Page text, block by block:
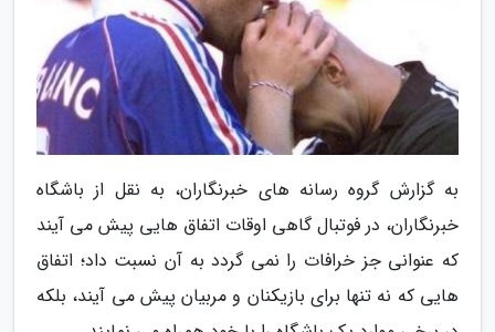
به گزارش گروه رسانه های خبرنگاران، به نقل از باشگاه
خبرنگاران، در فوتبال گاهی اوقات اتفاق هایی پیش می آیند
که عنوانی جز خرافات را نمی گردد به آن نسبت داد؛ اتفاق
هایی که نه تنها برای بازیکنان و مربیان پیش می آیند، بلکه